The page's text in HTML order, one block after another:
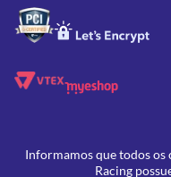
Informamos que todos os
Racing